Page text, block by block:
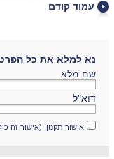
עמוד קודם
נא למלא את כל
שם מלא
דוא"ל
אישור תקנון (אישור זה